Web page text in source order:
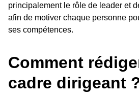
principalement le rôle de leader et
afin de motiver chaque personne
ses compétences.
Comment
cadre dirigeant